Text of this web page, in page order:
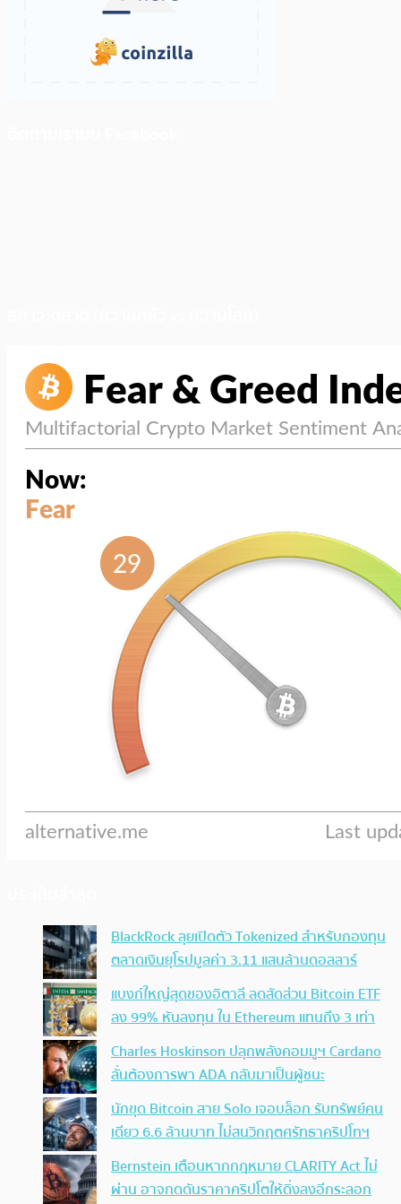
BlackRock ลุยเปิดตัว Tokenized สำหรับกองทุน
ตลาดเงินยุโรปมูลค่า 3.11 แสนล้านดอลลาร์
แบงก์ใหญ่สุดของอิตาลี ลดสัดส่วน Bitcoin ETF
ลง 99% หันลงทุน ใน Ethereum แทนถึง 3 เท่า
Charles Hoskinson ปลุกพลังคอมมูฯ Cardano
ลั่นต้องการพา ADA กลับมาเป็นผู้ชนะ
นักขุด Bitcoin สาย Solo เจอบล็อก รับทรัพย์คน
เดียว 6.6 ล้านบาท ไม่สนวิกฤตศรัทธาคริปโทฯ
Bernstein เตือนหากกฎหมาย CLARITY Act ไม่
ผ่าน อาจกดดันราคาคริปโตให้ดิ่งลงอีกระลอก